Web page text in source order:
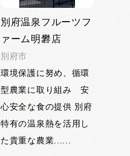
別府温泉フルーツフ
ァーム明礬店
別府市
環境保護に努め、循環
型農業に取り組み 安
心安全な食の提供 別府
特有の温泉熱を活用し
た貴重な農業......